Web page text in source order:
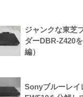
ジャンクな東芝
ダーDBR-Z420
編）
Sonyブルーレイ